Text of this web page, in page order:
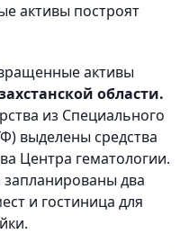
активы построят
активы
области.
из Специального
выделены средства
Центра гематологии.
два
и гостиница для